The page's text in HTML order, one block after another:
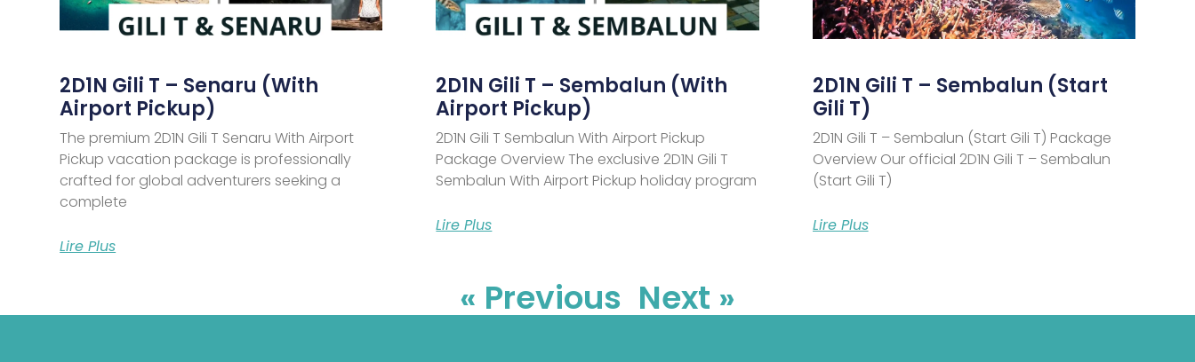
2D1N Gili T – Senaru (With
Airport Pickup)
The premium 2D1N Gili T Senaru With Airport
Pickup vacation package is professionally
crafted for global adventurers seeking a
complete
Lire Plus
2D1N Gili T – Sembalun (With
Airport Pickup)
2D1N Gili T Sembalun With Airport Pickup
Package Overview The exclusive 2D1N Gili T
Sembalun With Airport Pickup holiday program
Lire Plus
2D1N Gili T – Sembalun (Start
Gili T)
2D1N Gili T – Sembalun (Start Gili T) Package
Overview Our official 2D1N Gili T – Sembalun
(Start Gili T)
Lire Plus
« Previous Next »